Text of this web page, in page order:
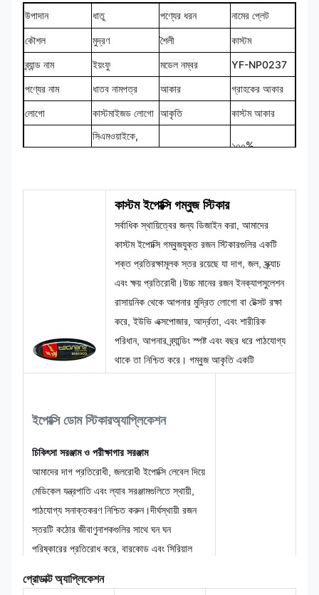
উপাদান ধাতু পণ্যের ধরন নামের প্লেট
কৌশল মুদ্রণ শৈলী
কাস্টম
ব্র্যান্ড নাম
ইয়ংফু মডেল নম্বর
YF-NP0237
পণ্যের নাম
ধাতব নামপত্র আকার
গ্রাহকের আকার
লোগো
কাস্টমাইজড লোগো আকৃতি কাস্টম আকার
সিএমওয়াইকে,
১০০%
কাস্টম ইপোক্সি গম্বুজ স্টিকার
সর্বাধিক স্থায়িত্বের জন্য ডিজাইন করা, আমাদের
কাস্টম ইপোক্সি গম্বুজযুক্ত রজন স্টিকারগুলির একটি
শক্ত প্রতিরক্ষামূলক স্তর রয়েছে যা দাগ, জল, স্ক্র্যাচ
এবং ক্ষয় প্রতিরোধী।উচ্চ মানের রজন ইনক্যাপসুলেশন
রাসায়নিক থেকে আপনার মুদ্রিত লোগো বা টেক্সট রক্ষা
করে, ইউভি এক্সপোজার, আর্দ্রতা, এবং শারীরিক
পরিধান, আপনার ব্র্যান্ডিং স্পষ্ট এবং বছর ধরে পাঠযোগ্য
থাকে তা নিশ্চিত করে। গম্বুজ আকৃতি একটি
বহিরাগত অ্যাপ্লিকেশনের জন্য উপযুক্ত, এই
পৃষ্ঠের সাথে দৃঢ়ভাবে সংযুক্ত হয়। শিল্প সরঞ্জাম,
অটোমোবাইল অংশ, আউটডোর সরঞ্জাম,অথবা উচ্চ-
শেষ ভোক্তা পণ্য যেখানে দীর্ঘায়ু অপরিহার্য.
ইপোক্সি ডোম স্টিকারঅ্যাপ্লিকেশন
চিকিৎসা সরঞ্জাম ও পরীক্ষাগার সরঞ্জাম
আমাদের দাগ প্রতিরোধী, জলরোধী ইপোক্সি লেবেল দিয়ে
মেডিকেল যন্ত্রপাতি এবং ল্যাব সরঞ্জামগুলিতে স্থায়ী,
পাঠযোগ্য সনাক্তকরণ নিশ্চিত করুন।দীর্ঘস্থায়ী রজন
স্তরটি কঠোর জীবাণুনাশকগুলির সাথে ঘন ঘন
পরিষ্কারের প্রতিরোধ করে, বারকোড এবং সিরিয়াল
প্রোডাক্ট অ্যাপ্লিকেশন